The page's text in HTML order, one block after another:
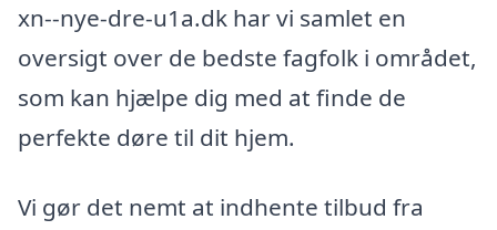
xn--nye-dre-u1a.dk har vi samlet en
oversigt over de bedste fagfolk i området,
som kan hjælpe dig med at finde de
perfekte døre til dit hjem.
Vi gør det nemt at indhente tilbud fra